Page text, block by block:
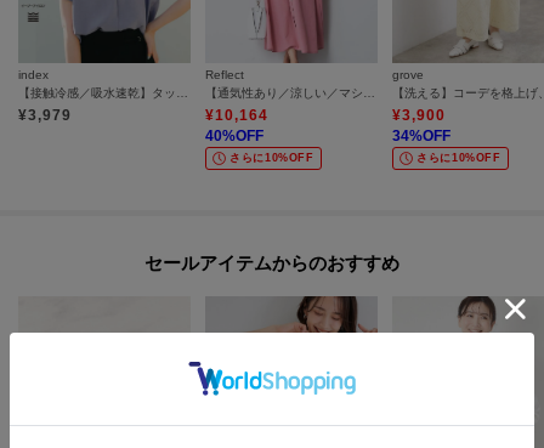
index
¥3,979
Reflect
¥10,164
40%OFF
さらに10%OFF
grove
¥3,900
34%OFF
さらに10%OFF
セールアイテムからのおすすめ